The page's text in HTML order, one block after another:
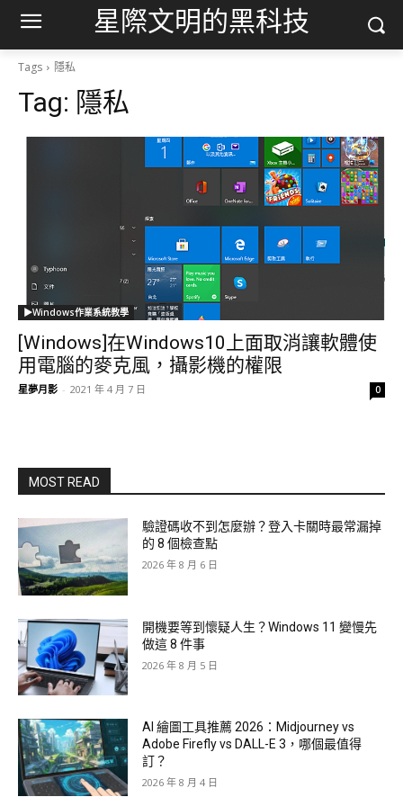
星際文明的黑科技
Tags 隱私
Tag: 隱私
▶Windows作業系統教學
[Windows]在Windows10上面取消讓軟體使
用電腦的麥克風，攝影機的權限
星夢月影 - 2021 年 4 月 7 日 0
MOST READ
驗證碼收不到怎麼辦？登入卡關時最常漏掉
的 8 個檢查點
2026 年 8 月 6 日
開機要等到懷疑人生？Windows 11 變慢先
做這 8 件事
2026 年 8 月 5 日
AI 繪圖工具推薦 2026：Midjourney vs
Adobe Firefly vs DALL-E 3，哪個最值得
訂？
2026 年 8 月 4 日